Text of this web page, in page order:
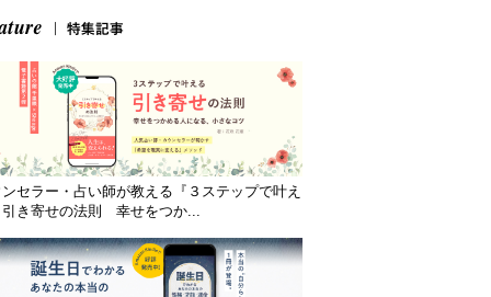
セラー・占い師が教える『３ステップで叶え
き寄せの法則 幸せをつか...